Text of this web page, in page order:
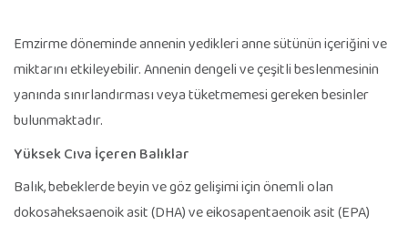
Emzirme döneminde annenin yedikleri anne sütünün içeriğini ve
miktarını etkileyebilir. Annenin dengeli ve çeşitli beslenmesinin
yanında sınırlandırması veya tüketmemesi gereken besinler
bulunmaktadır.
Yüksek Cıva İçeren Balıklar
Balık, bebeklerde beyin ve göz gelişimi için önemli olan
dokosaheksaenoik asit (DHA) ve eikosapentaenoik asit (EPA)